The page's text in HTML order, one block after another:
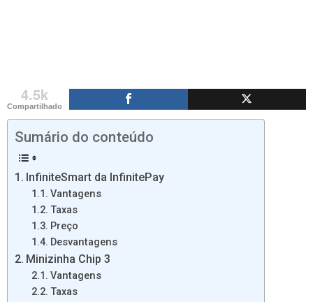
4.5k
Compartilhado
Sumário do conteúdo
InfiniteSmart da InfinitePay
Vantagens
Taxas
Preço
Desvantagens
Minizinha Chip 3
Vantagens
Taxas